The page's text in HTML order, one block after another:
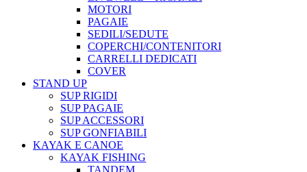
MOTORI
PAGAIE
SEDILI/SEDUTE
COPERCHI/CONTENITORI
CARRELLI DEDICATI
COVER
STAND UP
SUP RIGIDI
SUP PAGAIE
SUP ACCESSORI
SUP GONFIABILI
KAYAK E CANOE
KAYAK FISHING
TANDEM